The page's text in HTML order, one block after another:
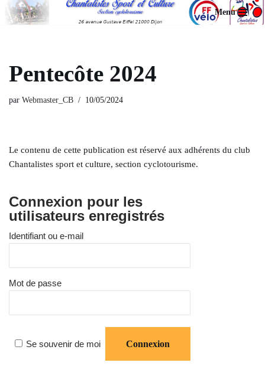
Menu
Pentecôte 2024
par Webmaster_CB 10/05/2024
Le contenu de cette publication est réservé aux adhérents du club
Chantalistes sport et culture, section cyclotourisme.
Connexion pour les
utilisateurs enregistrés
Identifiant ou e-mail
Mot de passe
Se souvenir de moi